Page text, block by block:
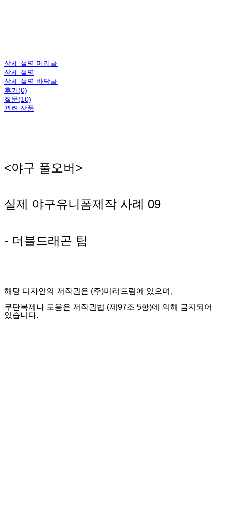
상세 설명 머리글
상세 설명
상세 설명 바닥글
후기(0)
질문(10)
관련 상품
<야구 풀오버>
실제 야구유니폼제작 사례 09
- 더블드래곤 팀
해당 디자인의 저작권은 (주)미러드림에 있으며,
무단복제나 도용은 저작권법 (제97조 5항)에 의해 금지되어
있습니다.